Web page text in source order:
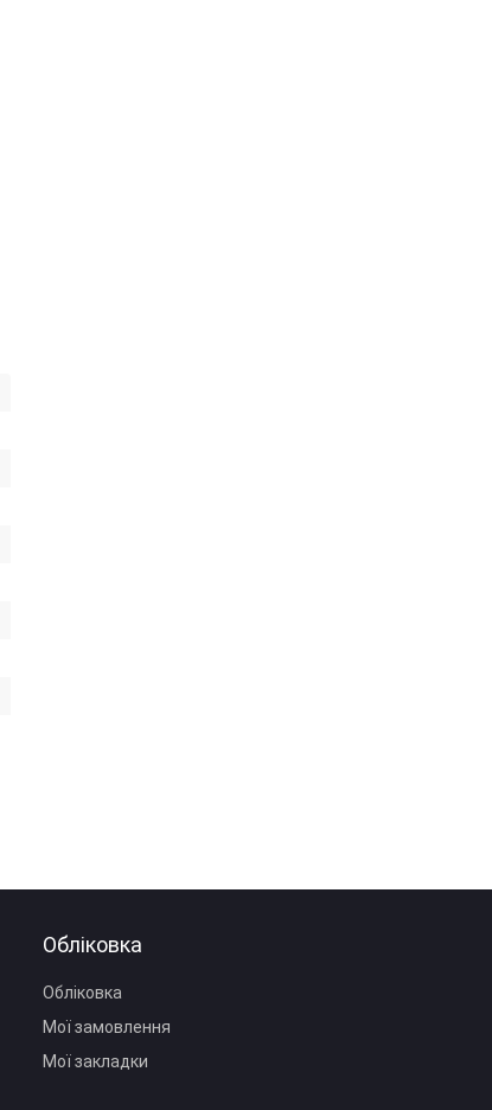
Обліковка
Обліковка
Мої замовлення
Мої закладки